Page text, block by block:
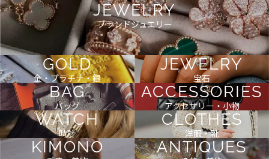
JEWELRY
ブランドジュエリー
GOLD
金・プラチナ・銀
JEWELRY
宝石
BAG
バッグ
ACCESSORIES
アクセサリー・小物
WATCH
時計
CLOTHES
洋服・靴
KIMONO ANTIQUES